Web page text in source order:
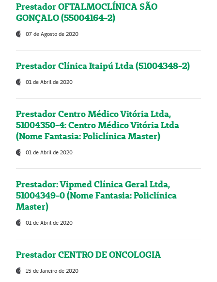
Prestador OFTALMOCLÍNICA SÃO
GONÇALO (55004164-2)
07 de Agosto de 2020
Prestador Clínica Itaipú Ltda (51004348-2)
01 de Abril de 2020
Prestador Centro Médico Vitória Ltda,
51004350-4: Centro Médico Vitória Ltda
(Nome Fantasia: Policlínica Master)
01 de Abril de 2020
Prestador: Vipmed Clínica Geral Ltda,
51004349-0 (Nome Fantasia: Policlínica
Master)
01 de Abril de 2020
Prestador CENTRO DE ONCOLOGIA
15 de Janeiro de 2020